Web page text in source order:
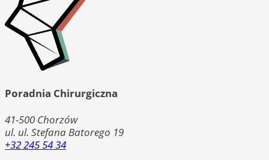
Poradnia Chirurgiczna
41-500 Chorzów
ul. ul. Stefana Batorego 19
+32 245 54 34